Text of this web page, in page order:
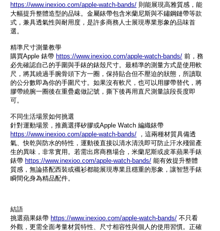
https://www.inexioo.com/apple-watch-bands/ 則能展現高雅質感，能
大幅提升整體造型的品味。金屬錶帶包含米蘭尼斯與不鏽鋼鏈帶等款
式，兼具透氣性與耐用度，是許多商務人士展現專業形象的品味首
選。
精準尺寸測量教學
購買Apple 錶帶 https://www.inexioo.com/apple-watch-bands/ 前，務
必先確認自己的手圍與手錶的錶殼尺寸。最精準的測量方式是使用軟
尺，將其繞過手腕骨頭下方一圈，保持貼合但不壓迫的狀態，所讀取
的公分數即為你的手圍尺寸。如果沒有軟尺，也可以用膠帶替代，將
膠帶繞腕一圈後在重疊處做記號，撕下後再用直尺測量該段長度即
可。
不同生活場景如何挑選
針對運動場景，推薦選擇矽膠或Apple Watch 編織錶帶
https://www.inexioo.com/apple-watch-bands/ ，這兩種材質具備透
氣、快乾與防水的特性，運動後直接以清水清洗即可防止汗水殘留產
生的異味，非常實用。若需出席商務場合，米蘭尼斯或皮革蘋果手錶
錶帶 https://www.inexioo.com/apple-watch-bands/ 能有效提升整體
質感，無論搭配西裝或襯衫都能展現專業且穩重的形象，讓智慧手錶
瞬間化身為精品配件。
結語
挑選蘋果錶帶 https://www.inexioo.com/apple-watch-bands/ 不只看
外觀，更需全面考量材質特性、尺寸相容性與個人的使用習慣。正確